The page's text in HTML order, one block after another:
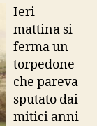
Ieri
mattina si
ferma un
torpedone
che pareva
sputato dai
mitici anni